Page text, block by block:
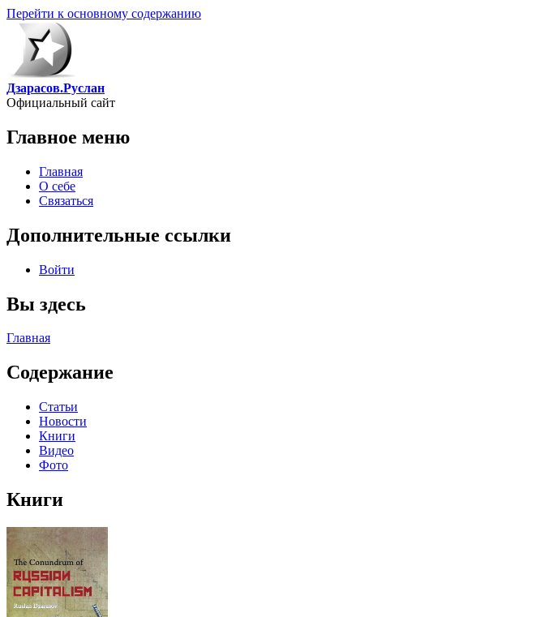
Перейти к основному содержанию
Дзарасов.Руслан
Официальный сайт
Главное меню
Главная
О себе
Связаться
Дополнительные ссылки
Войти
Вы здесь
Главная
Содержание
Статьи
Новости
Книги
Видео
Фото
Книги